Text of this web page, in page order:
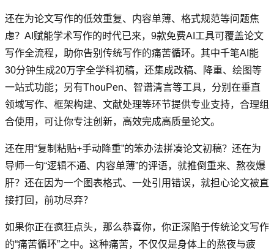
还在为论文写作的低效重复、内容单薄、格式规范等问题焦
虑？AI赋能学术写作的时代已来，9款免费AI工具可覆盖论文
写作全流程，助你告别传统写作的痛苦循环。其中千笔AI能
30分钟生成20万字全学科初稿，还集成改稿、降重、绘图等
一站式功能；另有ThouPen、智谱清言等工具，分别在垂直
领域写作、框架构建、文献处理等环节提供专业支持，合理组
合使用，可让你专注创新，高效完成高质量论文。
还在用“复制粘贴+手动降重”的笨办法拼凑论文初稿？还在为
导师一句“逻辑不通、内容单薄”的评语，就推倒重来、熬夜爆
肝？还在因为一个图表格式、一处引用错误，就担心论文被直
接打回，前功尽弃？
如果你正在疯狂点头，那么恭喜你，你正深陷于传统论文写作
的“痛苦循环”之中。这种痛苦，不仅仅是身体上的熬夜与疲